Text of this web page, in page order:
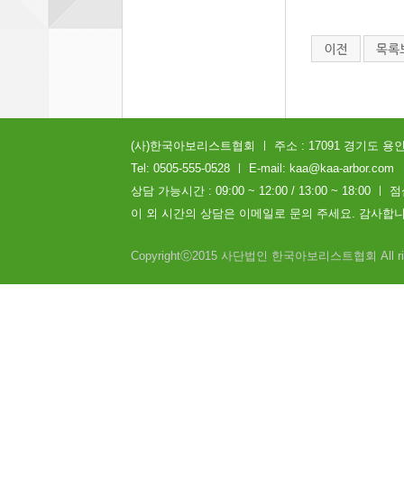
(사)한국아보리스트협회 ㅣ 주소 : 17091 경기도 용
Tel: 0505-555-0528 ㅣ E-mail: kaa@kaa-arbor.com
상담 가능시간 : 09:00 ~ 12:00 / 13:00 ~ 18:00 ㅣ
이 외 시간의 상담은 이메일로 문의 주세요. 감사합
Copyrightⓒ2015 사단법인 한국아보리스트협회 All